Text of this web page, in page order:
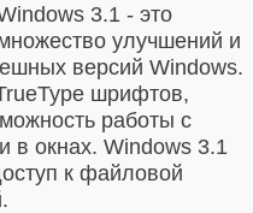
3.1 - это
улучшений и
версий Windows.
шрифтов,
работы с
в окнах. Windows 3.1
к файловой